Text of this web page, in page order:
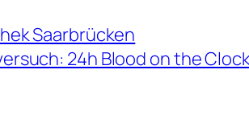
Saarbrücken
24h Blood on the